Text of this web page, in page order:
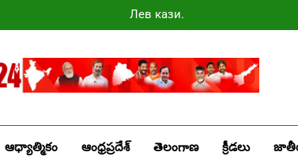
Лев казино
промокоды
ఆధ్యాత్మికం ఆంధ్రప్రదేశ్ తెలంగాణ క్రీడలు